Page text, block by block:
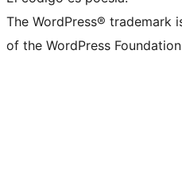
The WordPress® trademark
of the WordPress